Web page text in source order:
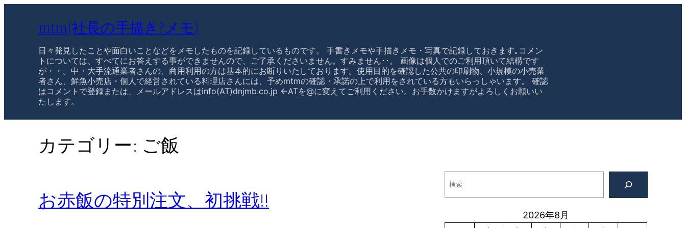
mtm(社長の手描き?メモ)
日々発見したことや面白いことなどをメモしたものを記録しているものです。 手書きメモや手描きメモ・写真で記録しておきます｡コメン
トについては、すべてにお答えする事ができませんので、ご了承くださいません。すみません･･。 画像は個人でのご利用頂いて結構です
が・・。中・大手流通業者さんの、商用利用の方は基本的にお断りいたしております。使用目的を確認した公共の印刷物、小規模の小売業
者さん、鮮魚小売店・個人で経営されている料理店さんには、予めmtmの確認・承諾の上で利用をされている方もいらっしゃいます。 確認
はコメントで登録または、メールアドレスはinfo(AT)dnjmb.co.jp ←ATを@に変えてご利用ください。お手数かけますがよろしくお願いい
たします。
カテゴリー: ご飯
お赤飯の特別注文、初挑戦!!
2026年8月